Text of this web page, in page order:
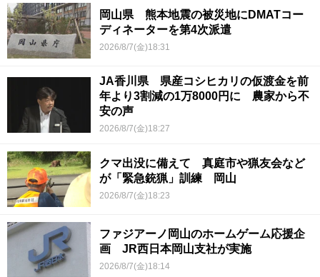
岡山県 熊本地震の被災地にDMATコー
ディネーターを第4次派遣
2026/8/7(金)18:31
JA香川県 県産コシヒカリの仮渡金を前
年より3割減の1万8000円に 農家から不
安の声
2026/8/7(金)18:27
クマ出没に備えて 真庭市や猟友会など
が「緊急銃猟」訓練 岡山
2026/8/7(金)18:23
ファジアーノ岡山のホームゲーム応援企
画 JR西日本岡山支社が実施
2026/8/7(金)18:14